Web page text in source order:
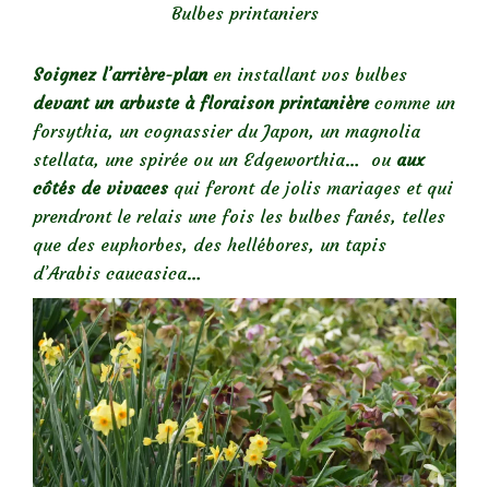
Bulbes printaniers
Soignez l’arrière-planen installant vos bulbes
devant un arbuste à floraison printanièrecomme un
forsythia, un cognassier du Japon, un magnolia
stellata, une spirée ou un Edgeworthia… ou aux
côtés de vivaces qui feront de jolis mariages et qui
prendront le relais une fois les bulbes fanés, telles
que des euphorbes, des hellébores, un tapis
d’Arabis caucasica…